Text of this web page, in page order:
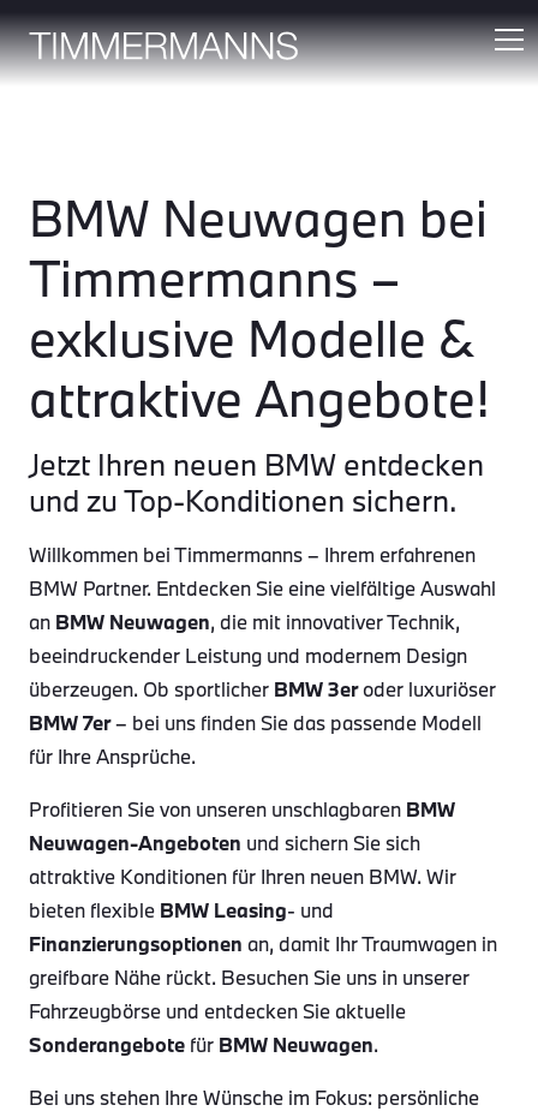
BMW Neuwagen bei
Timmermanns –
exklusive Modelle &
attraktive Angebote!
Jetzt Ihren neuen BMW entdecken
und zu Top-Konditionen sichern.
Willkommen bei Timmermanns – Ihrem erfahrenen
BMW Partner. Entdecken Sie eine vielfältige Auswahl
an BMW Neuwagen, die mit innovativer Technik,
beeindruckender Leistung und modernem Design
überzeugen. Ob sportlicher BMW 3eroder luxuriöser
BMW 7er– bei uns finden Sie das passende Modell
für Ihre Ansprüche.
Profitieren Sie von unseren unschlagbaren BMW
Neuwagen-Angeboten und sichern Sie sich
attraktive Konditionen für Ihren neuen BMW. Wir
bieten flexible BMW Leasing- und
Finanzierungsoptionen an, damit Ihr Traumwagen in
greifbare Nähe rückt. Besuchen Sie uns in unserer
Fahrzeugbörse und entdecken Sie aktuelle
Sonderangebote für BMW Neuwagen.
Bei uns stehen Ihre Wünsche im Fokus: persönliche